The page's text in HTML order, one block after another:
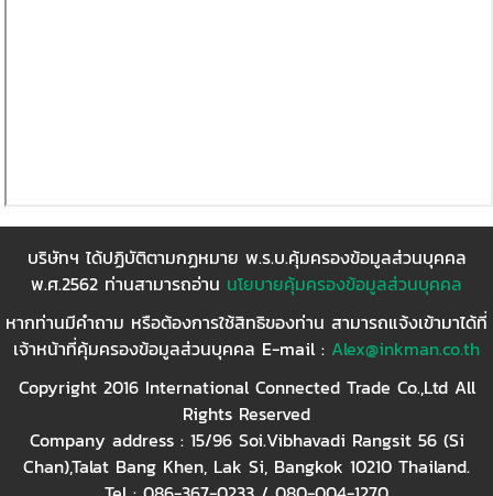
บริษัทฯ ได้ปฏิบัติตามกฏหมาย พ.ร.บ.คุ้มครองข้อมูลส่วนบุคคล
พ.ศ.2562 ท่านสามารถอ่าน นโยบายคุ้มครองข้อมูลส่วนบุคคล
หากท่านมีคำถาม หรือต้องการใช้สิทธิของท่าน สามารถแจ้งเข้ามาได้ที่
เจ้าหน้าที่คุ้มครองข้อมูลส่วนบุคคล E-mail : Alex@inkman.co.th
Copyright 2016 International Connected Trade Co.,Ltd All
Rights Reserved
Company address : 15/96 Soi.Vibhavadi Rangsit 56 (Si
Chan),Talat Bang Khen, Lak Si, Bangkok 10210 Thailand.